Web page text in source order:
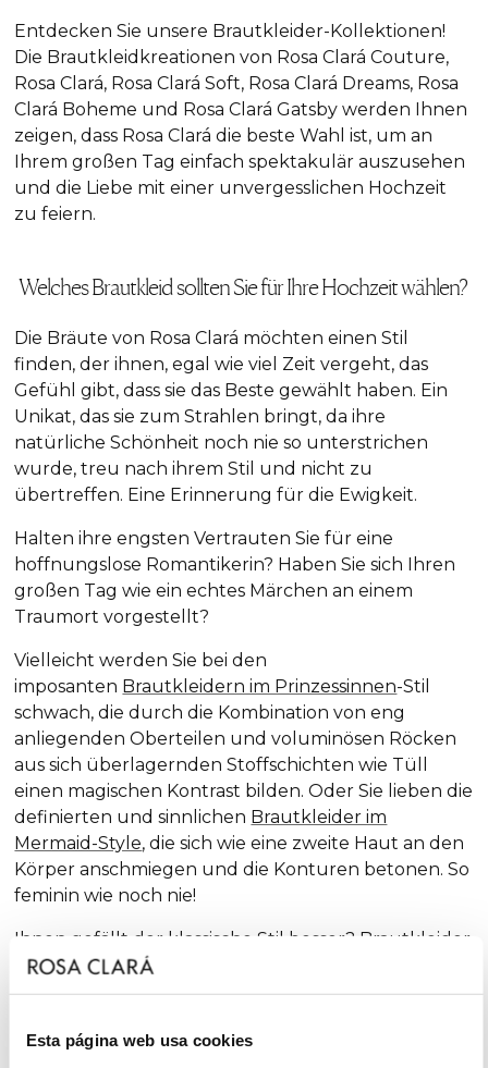
Esta página web usa cookies
Entdecken Sie unsere Brautkleider-Kollektionen!
Die Brautkleidkreationen von Rosa Clará Couture,
Rosa Clará, Rosa Clará Soft, Rosa Clará Dreams, Rosa
Clará Boheme und Rosa Clará Gatsby werden Ihnen
zeigen, dass Rosa Clará die beste Wahl ist, um an
Ihrem großen Tag einfach spektakulär auszusehen
und die Liebe mit einer unvergesslichen Hochzeit
zu feiern.
Welches Brautkleid sollten Sie für Ihre Hochzeit wählen?
Die Bräute von Rosa Clará möchten einen Stil
finden, der ihnen, egal wie viel Zeit vergeht, das
Gefühl gibt, dass sie das Beste gewählt haben. Ein
Unikat, das sie zum Strahlen bringt, da ihre
natürliche Schönheit noch nie so unterstrichen
wurde, treu nach ihrem Stil und nicht zu
übertreffen. Eine Erinnerung für die Ewigkeit.
Halten ihre engsten Vertrauten Sie für eine
hoffnungslose Romantikerin? Haben Sie sich Ihren
großen Tag wie ein echtes Märchen an einem
Traumort vorgestellt?
Vielleicht werden Sie bei den
imposanten Brautkleidern im Prinzessinnen-Stil
schwach, die durch die Kombination von eng
anliegenden Oberteilen und voluminösen Röcken
aus sich überlagernden Stoffschichten wie Tüll
einen magischen Kontrast bilden. Oder Sie lieben die
definierten und sinnlichen Brautkleider im
Mermaid-Style, die sich wie eine zweite Haut an den
Körper anschmiegen und die Konturen betonen. So
feminin wie noch nie!
Ihnen gefällt der klassische Stil besser? Brautkleider
mit A-Linie? Herzlichen Glückwunsch! Der A-Linien-
Schnitt ist der, der am besten zu den meisten
Kollektionen ist, immer mit einer extra Dosis an